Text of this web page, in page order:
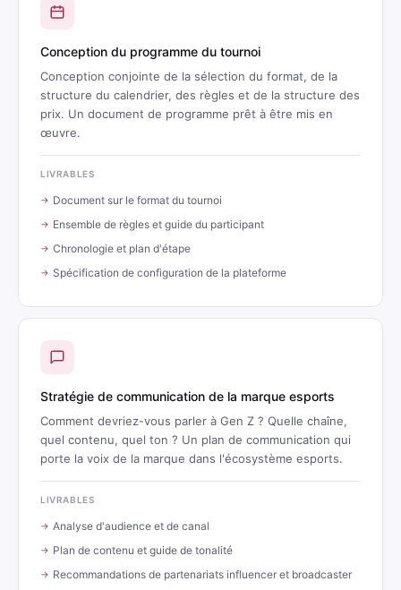
Conception du programme du tournoi
Conception conjointe de la sélection du format, de la
structure du calendrier, des règles et de la structure des
prix. Un document de programme prêt à être mis en
œuvre.
LIVRABLES
Document sur le format du tournoi
Ensemble de règles et guide du participant
Chronologie et plan d'étape
Spécification de configuration de la plateforme
Stratégie de communication de la marque esports
Comment devriez-vous parler à Gen Z ? Quelle chaîne,
quel contenu, quel ton ? Un plan de communication qui
porte la voix de la marque dans l'écosystème esports.
LIVRABLES
Analyse d'audience et de canal
Plan de contenu et guide de tonalité
Recommandations de partenariats influencer et broadcaster